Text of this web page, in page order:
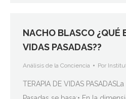
NACHO BLASCO ¿QUÉ
VIDAS PASADAS??
Análisis de la Conciencia Por
TERAPIA DE VIDAS